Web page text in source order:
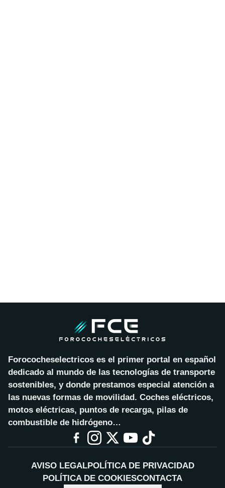
Forococheselectricos es el primer portal en español
dedicado al mundo de las tecnologías de transporte
sostenibles, y donde prestamos especial atención a
las nuevas formas de movilidad. Coches eléctricos,
motos eléctricas, puntos de recarga, pilas de
combustible de hidrógeno…
AVISO LEGALPOLÍTICA DE PRIVACIDAD
POLÍTICA DE COOKIESCONTACTA